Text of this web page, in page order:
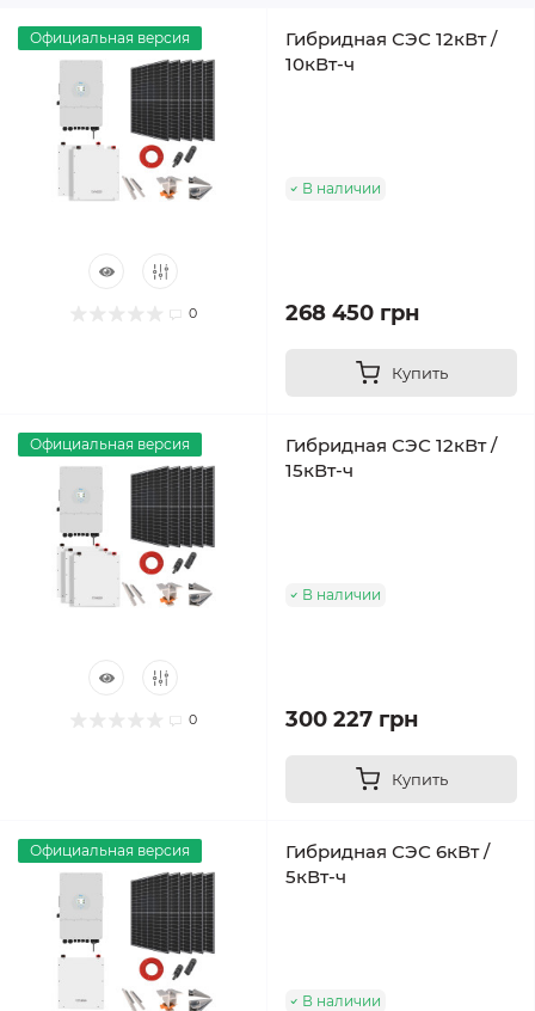
Официальная версия
0
Гибридная СЭС 12кВт /
10кВт-ч
В наличии
268 450 грн
Купить
Официальная версия
0
Гибридная СЭС 12кВт /
15кВт-ч
В наличии
300 227 грн
Купить
Официальная версия
Гибридная СЭС 6кВт /
5кВт-ч
В наличии